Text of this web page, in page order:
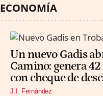
ECONOMÍA
Un nuevo Gadis
Camino: genera
con cheque de
J.I. Fernández